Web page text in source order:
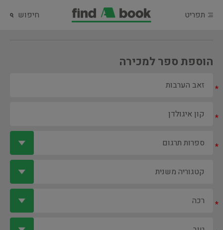
תפריט חיפוש
הוספת ספר למכירה
*
*
*
*